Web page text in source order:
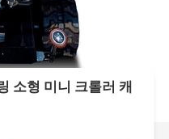
소형 미니 크롤러 캐